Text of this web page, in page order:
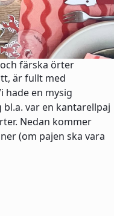
färska örter
är fullt med
hade en mysig
var en kantarellpaj
Nedan kommer
(om pajen ska vara